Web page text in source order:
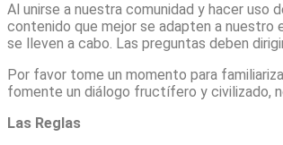
Al unirse a nuestra comunidad y hacer
contenido que mejor se adapten a nuestro
se lleven a cabo. Las preguntas deben
Por favor tome un momento para
fomente un diálogo fructífero y civilizado,
Las Reglas